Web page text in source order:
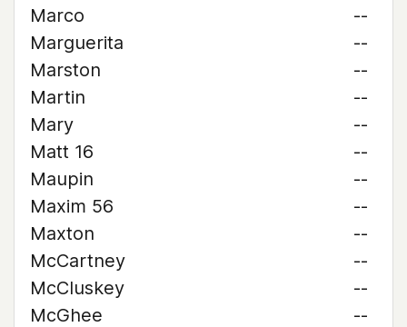
Marco
--
Marguerita
--
Marston
--
Martin
--
Mary
--
Matt 16
--
Maupin
--
Maxim 56
--
Maxton
--
McCartney
--
McCluskey
--
McGhee
--